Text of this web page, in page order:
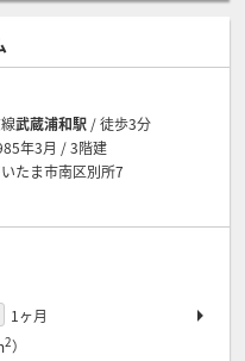
武蔵浦和駅 / 徒歩3分
年3月 / 3階建
たま市南区別所7
1ヶ月
2）